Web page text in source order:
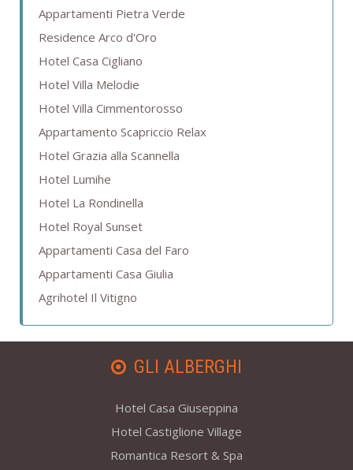
Appartamenti Pietra Verde
Residence Arco d'Oro
Hotel Casa Cigliano
Hotel Villa Melodie
Hotel Villa Cimmentorosso
Appartamento Scapriccio Relax
Hotel Grazia alla Scannella
Hotel Lumihe
Hotel La Rondinella
Hotel Royal Sunset
Appartamenti Casa del Faro
Appartamenti Casa Giulia
Agrihotel Il Vitigno
GLI ALBERGHI
Hotel Casa Giuseppina
Hotel Castiglione Village
Romantica Resort & Spa